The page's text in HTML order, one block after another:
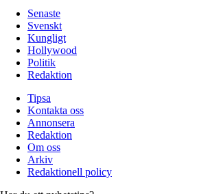
Senaste
Svenskt
Kungligt
Hollywood
Politik
Redaktion
Tipsa
Kontakta oss
Annonsera
Redaktion
Om oss
Arkiv
Redaktionell policy